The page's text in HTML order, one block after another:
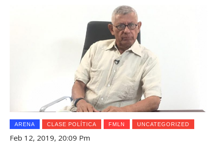
ARENA CLASE POLÍTICA FMLN UNCATEGORIZED
Feb 12, 2019, 20:09 Pm